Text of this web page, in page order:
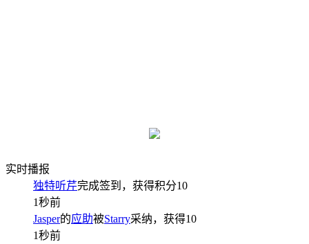
实时播报
独特听芹完成签到，获得积分10
1秒前
Jasper的应助被Starry采纳，获得10
1秒前